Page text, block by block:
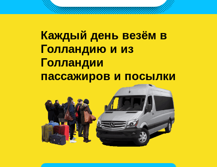
Каждый день везём в
Голландию и из
Голландии
пассажиров и посылки